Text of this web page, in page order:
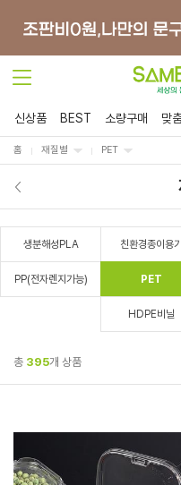
신상품 BEST 소량구매 맞
홈 재질별 PET
생분해성PLA 친환경종이용기
PP(전자렌지가능) PET
HDPE비닐
총 395개 상품